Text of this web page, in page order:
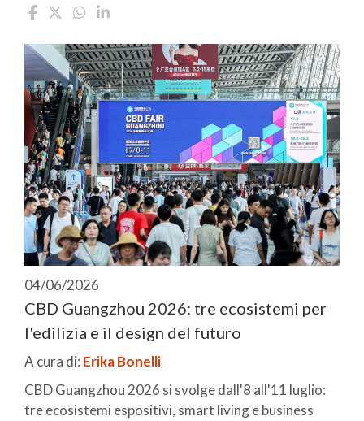
04/06/2026
CBD Guangzhou 2026: tre ecosistemi per
l'edilizia e il design del futuro
A cura di: Erika Bonelli
CBD Guangzhou 2026 si svolge dall'8 all'11 luglio:
tre ecosistemi espositivi, smart living e business